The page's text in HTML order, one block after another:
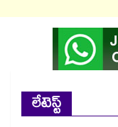
లేటెస్ట్